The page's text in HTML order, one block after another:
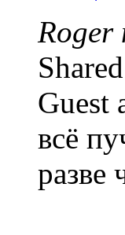
Roger
Guest
всё
разве